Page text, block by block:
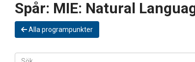
Spår: MIE: Natural
Alla programpunkter